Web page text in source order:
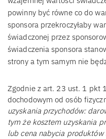
powinny być równe co do
sponsora przekroczyłaby
świadczonej przez
świadczenia sponsora
strony a tym samym nie
Zgodnie z art. 23 ust. 1 pkt
dochodowym od osób
uzyskania przychodów:
tym że kosztem uzyskania
lub cena nabycia